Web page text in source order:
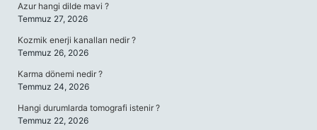
Azur hangi dilde mavi ?
Temmuz 27, 2026
Kozmik enerji kanalları nedir ?
Temmuz 26, 2026
Karma dönemi nedir ?
Temmuz 24, 2026
Hangi durumlarda tomografi istenir ?
Temmuz 22, 2026